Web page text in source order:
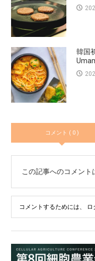
韓国
コメント ( 0 )
この記事へのコメント
コメントするためには、 ロ